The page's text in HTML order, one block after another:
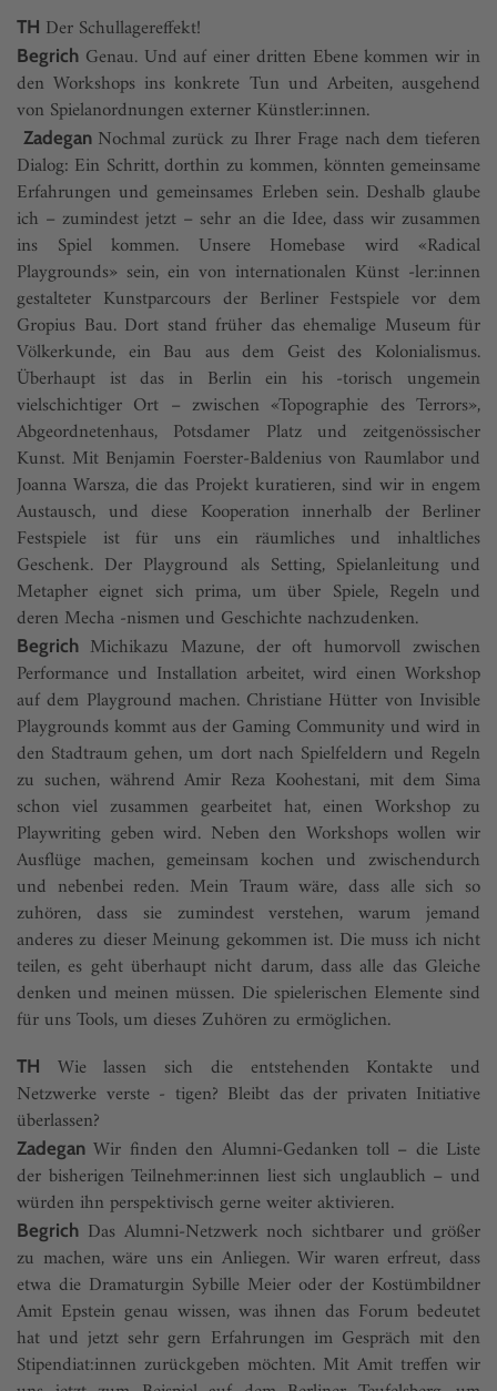
TH Der Schullagereffekt!
Begrich Genau. Und auf einer dritten Ebene kommen wir in
den Workshops ins konkrete Tun und Arbeiten, ausgehend
von Spielanordnungen externer Künstler:innen.
ZadeganNochmal zurück zu Ihrer Frage nach dem tieferen
Dialog: Ein Schritt, dorthin zu kommen, könnten gemeinsame
Erfahrungen und gemeinsames Erleben sein. Deshalb glaube
ich – zumindest jetzt – sehr an die Idee, dass wir zusammen
ins Spiel kommen. Unsere Homebase wird «Radical
Playgrounds» sein, ein von internationalen Künst -ler:innen
gestalteter Kunstparcours der Berliner Festspiele vor dem
Gropius Bau. Dort stand früher das ehemalige Museum für
Völkerkunde, ein Bau aus dem Geist des Kolonialismus.
Überhaupt ist das in Berlin ein his -torisch ungemein
vielschichtiger Ort – zwischen «Topographie des Terrors»,
Abgeordnetenhaus, Potsdamer Platz und zeitgenössischer
Kunst. Mit Benjamin Foerster-Baldenius von Raumlabor und
Joanna Warsza, die das Projekt kuratieren, sind wir in engem
Austausch, und diese Kooperation innerhalb der Berliner
Festspiele ist für uns ein räumliches und inhaltliches
Geschenk. Der Playground als Setting, Spielanleitung und
Metapher eignet sich prima, um über Spiele, Regeln und
deren Mecha -nismen und Geschichte nachzudenken.
Begrich Michikazu Mazune, der oft humorvoll zwischen
Performance und Installation arbeitet, wird einen Workshop
auf dem Playground machen. Christiane Hütter von Invisible
Playgrounds kommt aus der Gaming Community und wird in
den Stadtraum gehen, um dort nach Spielfeldern und Regeln
zu suchen, während Amir Reza Koohestani, mit dem Sima
schon viel zusammen gearbeitet hat, einen Workshop zu
Playwriting geben wird. Neben den Workshops wollen wir
Ausflüge machen, gemeinsam kochen und zwischendurch
und nebenbei reden. Mein Traum wäre, dass alle sich so
zuhören, dass sie zumindest verstehen, warum jemand
anderes zu dieser Meinung gekommen ist. Die muss ich nicht
teilen, es geht überhaupt nicht darum, dass alle das Gleiche
denken und meinen müssen. Die spielerischen Elemente sind
für uns Tools, um dieses Zuhören zu ermöglichen.
TH
Wie lassen sich die entstehenden Kontakte und
Netzwerke verste - tigen? Bleibt das der privaten Initiative
überlassen?
Zadegan Wir finden den Alumni-Gedanken toll – die Liste
der bisherigen Teilnehmer:innen liest sich unglaublich – und
würden ihn perspektivisch gerne weiter aktivieren.
Begrich Das Alumni-Netzwerk noch sichtbarer und größer
zu machen, wäre uns ein Anliegen. Wir waren erfreut, dass
etwa die Dramaturgin Sybille Meier oder der Kostümbildner
Amit Epstein genau wissen, was ihnen das Forum bedeutet
hat und jetzt sehr gern Erfahrungen im Gespräch mit den
Stipendiat:innen zurückgeben möchten. Mit Amit treffen wir